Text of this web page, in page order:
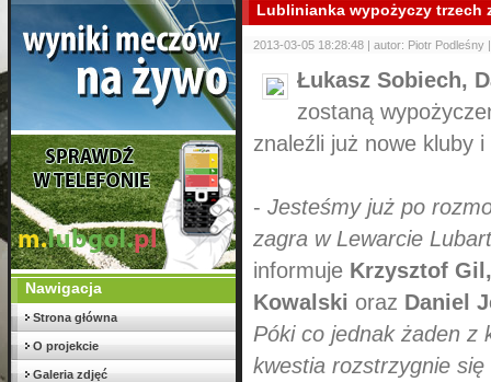
Nawigacja
Strona główna
O projekcie
Galeria zdjęć
Lublinianka wypożyczy trzech
2013-03-05 18:28:48 | autor: Piotr Podleśny |
Łukasz Sobiech,
zostaną
znaleźli już nowe kluby
- Jesteśmy już po
zagra w Lewarcie
informuje Krzysztof
Kowalski oraz Daniel
Póki co jednak żaden z
kwestia rozstrzygnie